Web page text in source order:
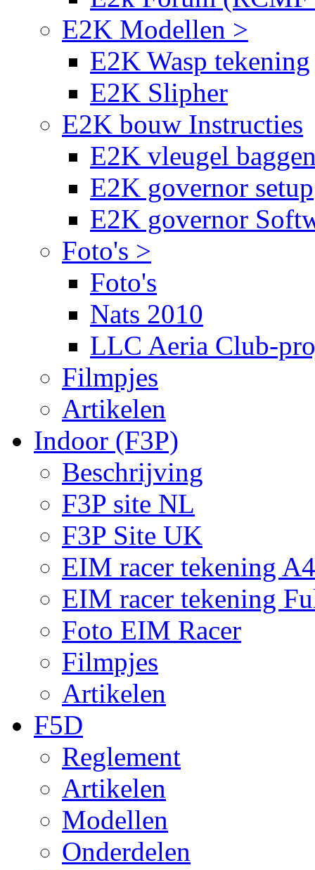
E2K Modellen >
E2K Wasp tekening
E2K Slipher
E2K bouw Instructies
E2K vleugel
E2K governor setup
E2K governor
Foto's >
Foto's
Nats 2010
LLC Aeria Club-
Filmpjes
Artikelen
Indoor (F3P)
Beschrijving
F3P site NL
F3P Site UK
EIM racer tekening A4
EIM racer tekening
Foto EIM Racer
Filmpjes
Artikelen
F5D
Reglement
Artikelen
Modellen
Onderdelen